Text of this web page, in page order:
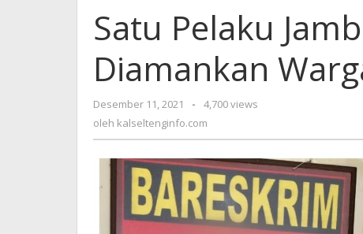
Satu Pelaku
Diamankan
Desember 11, 2021
oleh
kalseltenginfo.com
-
4,700 views
oleh kalseltenginfo.com